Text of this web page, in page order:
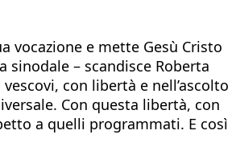
vocazione e mette Gesù Cristo
sinodale – scandisce Roberta
con libertà e nell’ascolto
Con questa libertà, con
a quelli programmati. E così